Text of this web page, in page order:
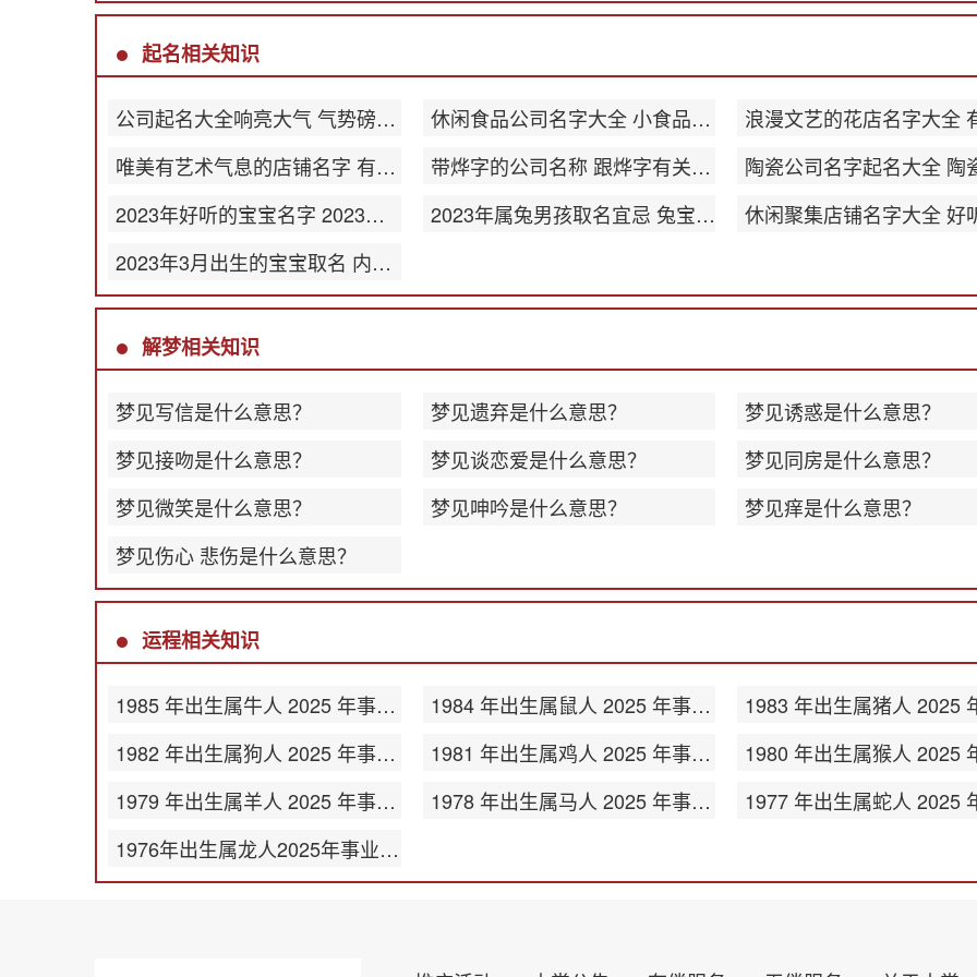
起名相关知识
公司起名大全响亮大气 气势磅礴公司名称 休闲食品公司名字大全 小食品公司名字创意
唯美有艺术气息的店铺名字 有韵味店名
带烨字的公司名称 跟烨字有关的公司名字
2023年好听的宝宝名字 2023最新版名字大全
2023年属兔男孩取名宜忌 兔宝宝起名宜用
2023年3月出生的宝宝取名 内涵丰富的名字
解梦相关知识
梦见写信是什么意思？ 梦见遗弃是什么意思？
梦见诱惑是什么意思？
梦见接吻是什么意思？
梦见谈恋爱是什么意思？
梦见同房是什么意思？
梦见微笑是什么意思？
梦见呻吟是什么意思？
梦见痒是什么意思？
梦见伤心 悲伤是什么意思？
运程相关知识
1985 年出生属牛人 2025 年事业运势 1984 年出生属鼠人 2025 年事业运势
1982 年出生属狗人 2025 年事业运势
1981 年出生属鸡人 2025 年事业运势
1979 年出生属羊人 2025 年事业运势
1978 年出生属马人 2025 年事业运势
1976年出生属龙人2025年事业运势